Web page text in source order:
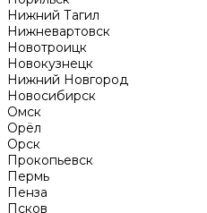
Нижний Тагил
Нижневартовск
Новотроицк
Новокузнецк
Нижний Новгород
Новосибирск
Омск
Орёл
Орск
Прокопьевск
Пермь
Пенза
Псков